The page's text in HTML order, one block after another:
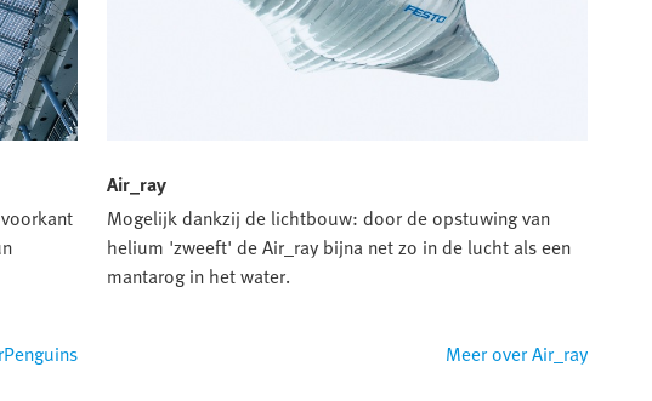
Air_ray
Mogelijk dankzij de lichtbouw: door de opstuwing van
helium 'zweeft' de Air_ray bijna net zo in de lucht als een
mantarog in het water.
Meer over Air_ray